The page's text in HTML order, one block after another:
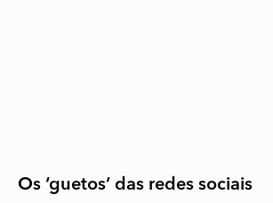
Os ‘guetos’ das redes sociais